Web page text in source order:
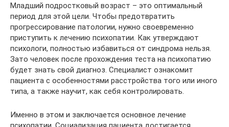
Младший подростковый возраст – это оптимальный
период для этой цели. Чтобы предотвратить
прогрессирование патологии, нужно своевременно
приступить к лечению психопатии. Как утверждают
психологи, полностью избавиться от синдрома нельзя.
Зато человек после прохождения теста на психопатию
будет знать свой диагноз. Специалист ознакомит
пациента с особенностями расстройства того или иного
типа, а также научит, как себя контролировать.
Именно в этом и заключается основное лечение